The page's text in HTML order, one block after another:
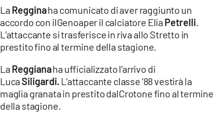
La Regginaha comunicato di aver raggiunto un
accordo con ilGenoaper il calciatore Elia Petrelli
L’attaccante si trasferisce in riva allo Stretto in
prestito fino al termine della stagione.
La Reggianaha ufficializzato l’arrivo di
LucaSiligardi. L’attaccante classe ‘88 vestirà la
maglia granata in prestito dalCrotone fino al termine
della stagione.